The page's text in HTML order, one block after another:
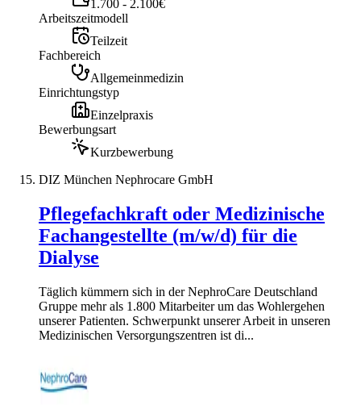
1.700 - 2.100€
Arbeitszeitmodell
Teilzeit
Fachbereich
Allgemeinmedizin
Einrichtungstyp
Einzelpraxis
Bewerbungsart
Kurzbewerbung
DIZ München Nephrocare GmbH
Pflegefachkraft oder Medizinische
Fachangestellte (m/w/d) für die
Dialyse
Täglich kümmern sich in der NephroCare Deutschland
Gruppe mehr als 1.800 Mitarbeiter um das Wohlergehen
unserer Patienten. Schwerpunkt unserer Arbeit in unseren
Medizinischen Versorgungszentren ist di...